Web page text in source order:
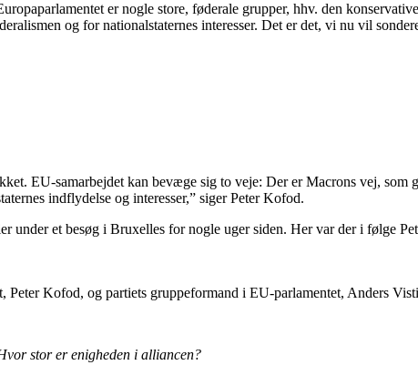
er nogle store, føderale grupper, hhv. den
og for nationalstaternes interesser. Det er det, vi nu vil
EU-samarbejdet kan bevæge sig to veje: Der er Macrons vej, som
indflydelse og interesser,” siger Peter Kofod.
under et besøg i Bruxelles for nogle uger siden. Her var der i følge
Kofod, og partiets gruppeformand i EU-parlamentet, Anders
stor er enigheden i alliancen?